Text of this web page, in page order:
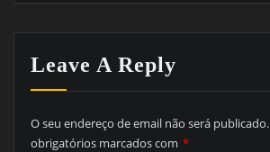
Leave A Reply
O seu endereço de email não será publicado.
obrigatórios marcados com *